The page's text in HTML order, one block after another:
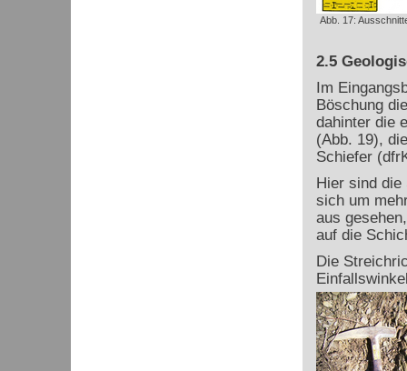
Abb. 17:
2.5
Im
Böschung
dahinter die
(Abb. 19),
Schiefer
Hier sind die
sich um
aus
auf die
Die